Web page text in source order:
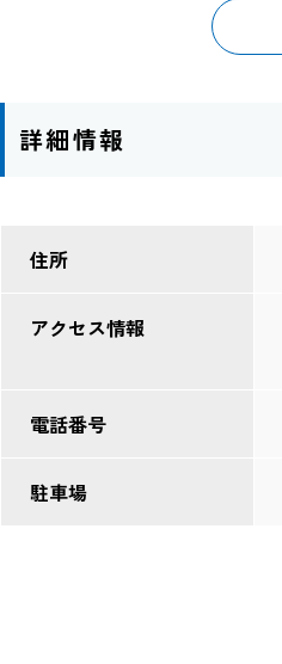
詳細情報
住所
アクセス情報
電話番号
駐車場